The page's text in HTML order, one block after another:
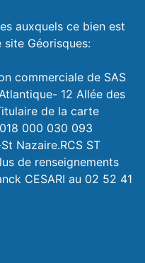
auxquels ce bien est
Géorisques:
commerciale de SAS
12 Allée des
de la carte
000 030 093
Nazaire.RCS ST
de renseignements
CESARI au 02 52 41